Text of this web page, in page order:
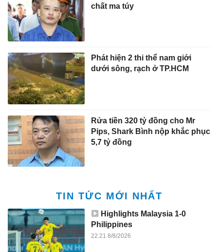
chất ma túy
Phát hiện 2 thi thể nam giới
dưới sông, rạch ở TP.HCM
Rửa tiền 320 tỷ đồng cho Mr
Pips, Shark Bình nộp khắc phục
5,7 tỷ đồng
TIN TỨC MỚI NHẤT
Highlights Malaysia 1-0
Philippines
22:21 8/8/2026